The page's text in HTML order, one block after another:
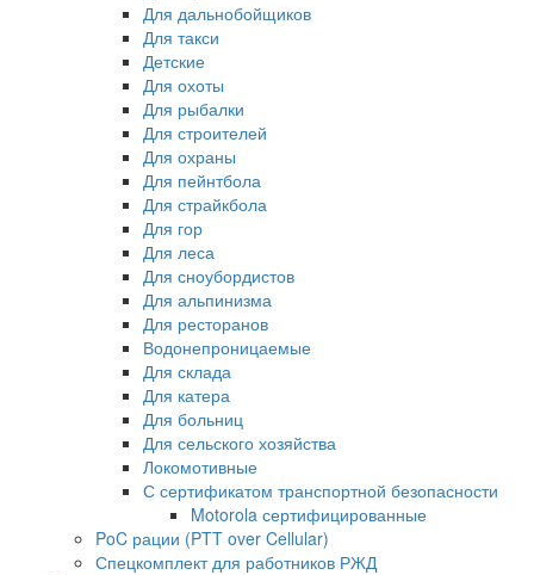
Для дальнобойщиков
Для такси
Детские
Для охоты
Для рыбалки
Для строителей
Для охраны
Для пейнтбола
Для страйкбола
Для гор
Для леса
Для сноубордистов
Для альпинизма
Для ресторанов
Водонепроницаемые
Для склада
Для катера
Для больниц
Для сельского хозяйства
Локомотивные
С сертификатом транспортной безопасности
Motorola сертифицированные
PoC рации (PTT over Cellular)
Спецкомплект для работников РЖД